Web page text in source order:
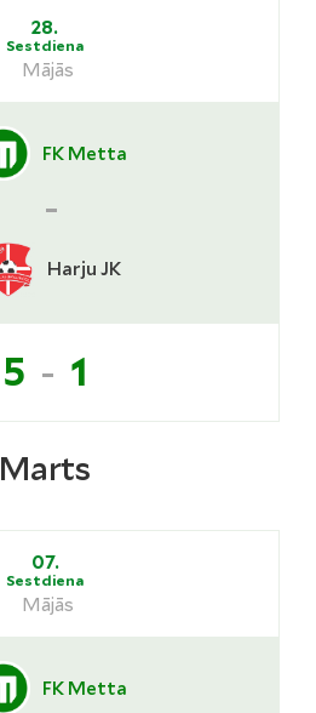
28.
Sestdiena
Mājās
FK Metta
-
Harju JK
5 - 1
Marts
07.
Sestdiena
Mājās
FK Metta